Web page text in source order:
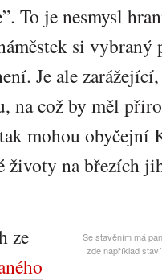
To je nesmysl
si
Je ale
na což by měl
mohou obyčejní
životy na březích
Se stavěním má
zde například
ze